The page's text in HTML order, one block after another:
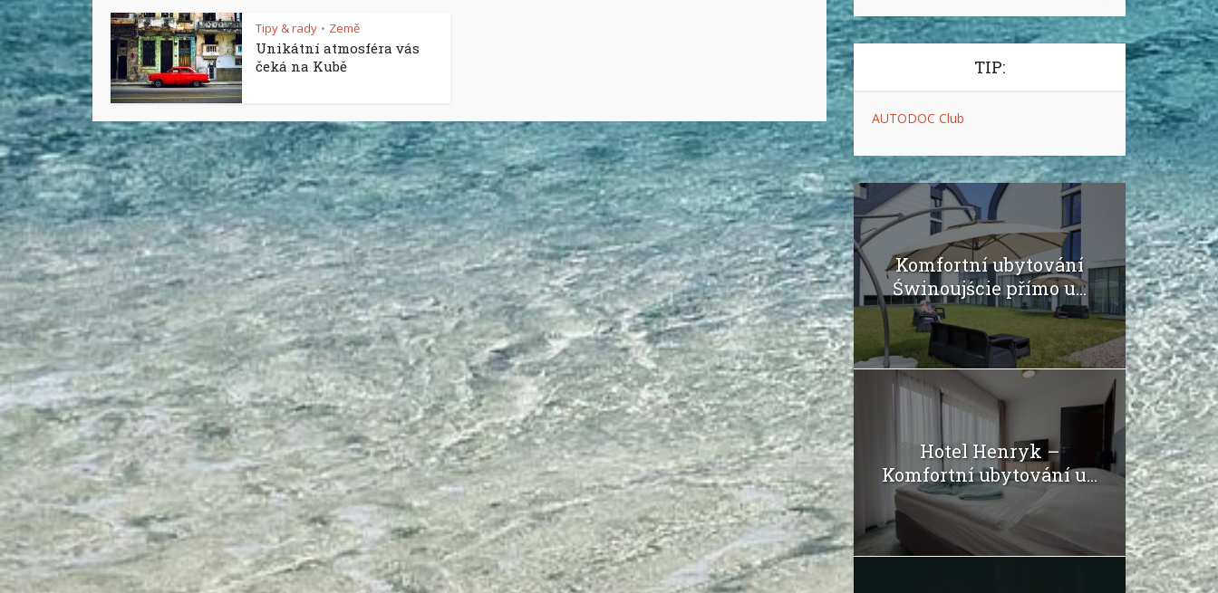
Tipy & rady • Země
Unikátní atmosféra vás
čeká na Kubě
TIP:
AUTODOC Club
Komfortní ubytování
Świnoujście přímo u...
Hotel Henryk –
Komfortní ubytování u...